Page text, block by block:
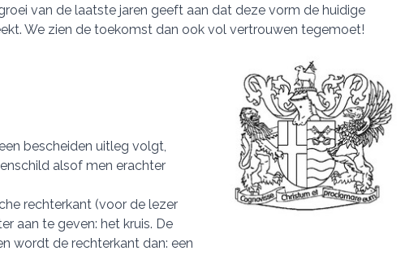
van de laatste jaren geeft aan dat deze vorm de huidige
We zien de toekomst dan ook vol vertrouwen tegemoet!
bescheiden uitleg volgt,
alsof men erachter
rechterkant (voor de lezer
aan te geven: het kruis. De
wordt de rechterkant dan: een